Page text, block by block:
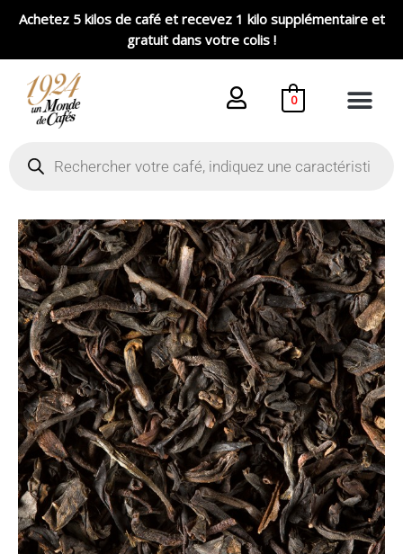
Achetez 5 kilos de café et recevez 1 kilo supplémentaire et
gratuit dans votre colis !
0
produits
Plage
de
prix :
7,00 €
à
14,00 €
quantité
de
Thé
Paul
&
Virginie